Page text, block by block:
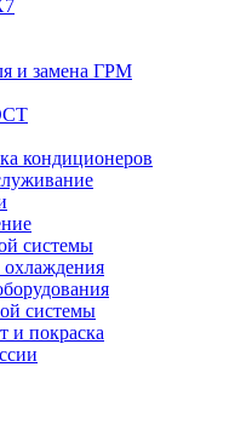
и замена ГРМ
кондиционеров
системы
системы
и покраска